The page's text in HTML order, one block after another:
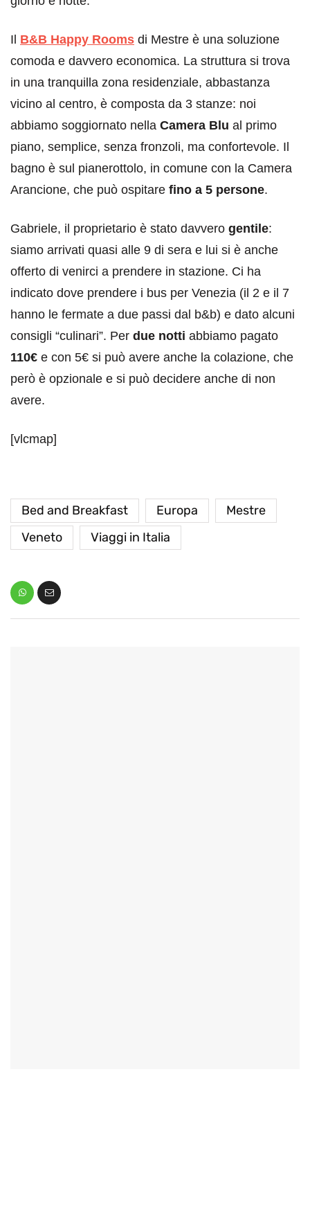
Il B&B Happy Rooms di Mestre è una soluzione
comoda e davvero economica. La struttura si trova
in una tranquilla zona residenziale, abbastanza
vicino al centro, è composta da 3 stanze: noi
abbiamo soggiornato nella Camera Blu al primo
piano, semplice, senza fronzoli, ma confortevole. Il
bagno è sul pianerottolo, in comune con la Camera
Arancione, che può ospitare fino a 5 persone.
Gabriele, il proprietario è stato davvero gentile:
siamo arrivati quasi alle 9 di sera e lui si è anche
offerto di venirci a prendere in stazione. Ci ha
indicato dove prendere i bus per Venezia (il 2 e il 7
hanno le fermate a due passi dal b&b) e dato alcuni
consigli “culinari”. Per due notti abbiamo pagato
110€ e con 5€ si può avere anche la colazione, che
però è opzionale e si può decidere anche di non
avere.
[vlcmap]
Bed and Breakfast Europa
Mestre
Veneto
Viaggi in Italia